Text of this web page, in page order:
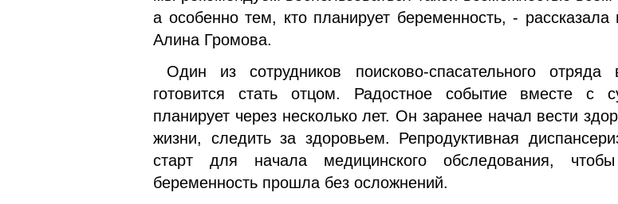
а особенно тем, кто планирует беременность, - рассказала
Алина Громова.
Один из сотрудников поисково-спасательного
готовится стать отцом. Радостное событие вместе с
планирует через несколько лет. Он заранее начал вести
жизни, следить за здоровьем. Репродуктивная
старт для начала медицинского обследования,
беременность прошла без осложнений.